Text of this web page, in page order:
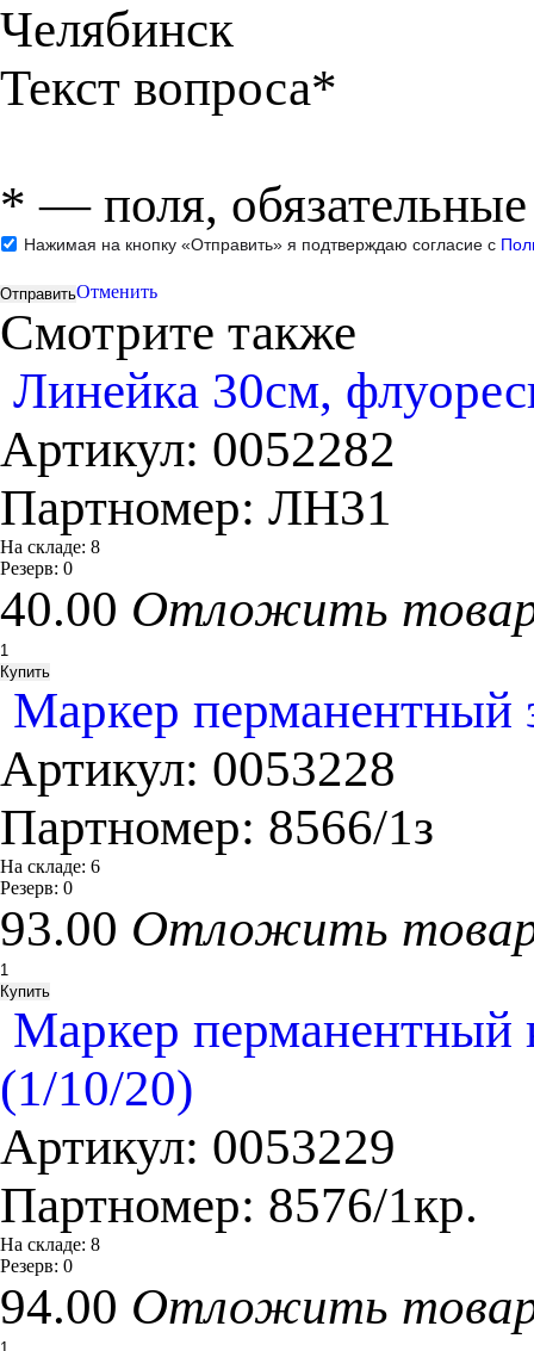
Челябинск
Текст вопроса*
* — поля,
Нажимая на кнопку «Отправить» я подтверждаю согласие с
Отменить
Смотрите также
Линейка 30см,
Артикул: 0052282
Партномер: ЛН31
На складе: 8
Резерв: 0
40.00 Отложить
Маркер перманентный
Артикул: 0053228
Партномер: 8566/1з
На складе: 6
Резерв: 0
93.00 Отложить
Маркер
(1/10/20)
Артикул: 0053229
Партномер: 8576/1кр.
На складе: 8
Резерв: 0
94.00 Отложить